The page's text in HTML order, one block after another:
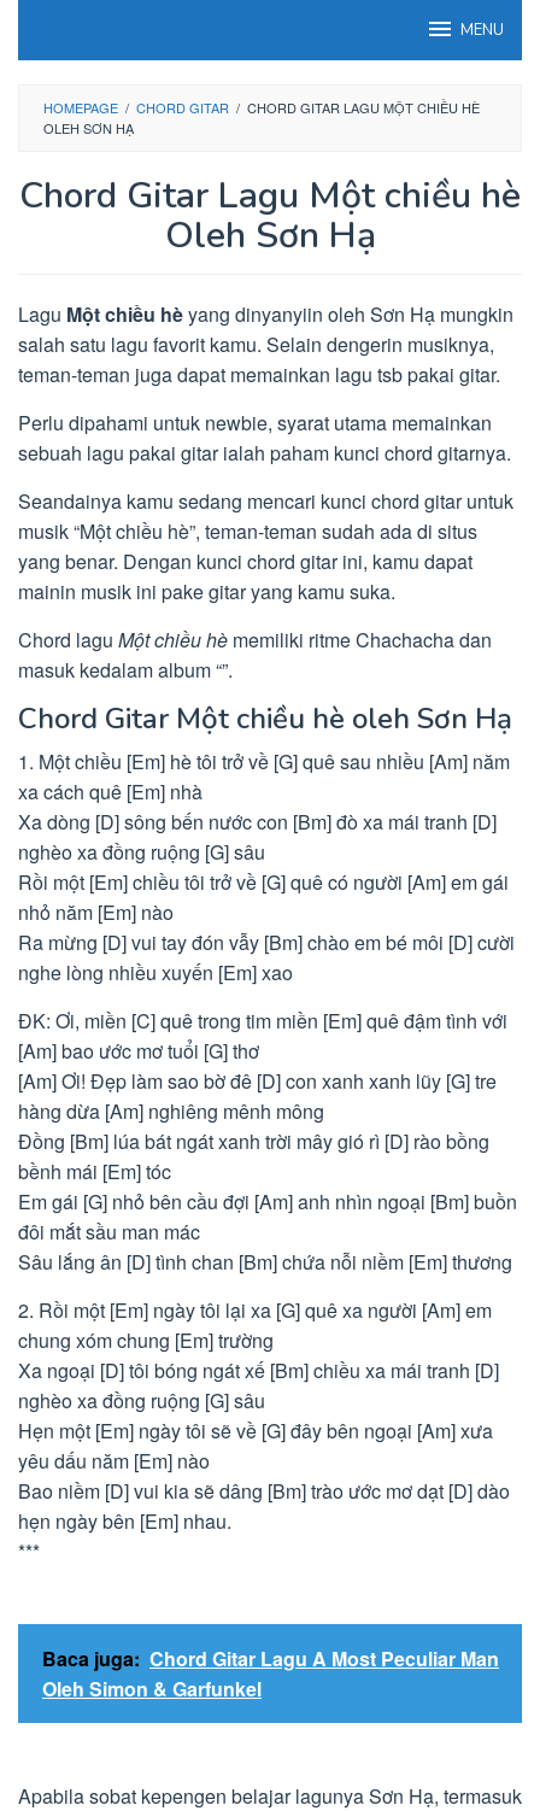
MENU
HOMEPAGE / CHORD GITAR / CHORD GITAR LAGU MỘT CHIỀU HÈ
OLEH SƠN HẠ
Chord Gitar Lagu Một chiều hè
Oleh Sơn Hạ
Lagu Một chiều hèyang dinyanyiin oleh Sơn Hạ mungkin
salah satu lagu favorit kamu. Selain dengerin musiknya,
teman-teman juga dapat memainkan lagu tsb pakai gitar.
Perlu dipahami untuk newbie, syarat utama memainkan
sebuah lagu pakai gitar ialah paham kunci chord gitarnya.
Seandainya kamu sedang mencari kunci chord gitar untuk
musik “Một chiều hè”, teman-teman sudah ada di situs
yang benar. Dengan kunci chord gitar ini, kamu dapat
mainin musik ini pake gitar yang kamu suka.
Chord lagu Một chiều hè memiliki ritme Chachacha dan
masuk kedalam album “”.
Chord Gitar Một chiều hè oleh Sơn Hạ
1. Một chiều [Em] hè tôi trở về [G] quê sau nhiều [Am] năm
xa cách quê [Em] nhà
Xa dòng [D] sông bến nước con [Bm] đò xa mái tranh [D]
nghèo xa đồng ruộng [G] sâu
Rồi một [Em] chiều tôi trở về [G] quê có người [Am] em gái
nhỏ năm [Em] nào
Ra mừng [D] vui tay đón vẫy [Bm] chào em bé môi [D] cười
nghe lòng nhiều xuyến [Em] xao
ĐK: Ơi, miền [C] quê trong tim miền [Em] quê đậm tình với
[Am] bao ước mơ tuổi [G] thơ
[Am] Ơi! Đẹp làm sao bờ đê [D] con xanh xanh lũy [G] tre
hàng dừa [Am] nghiêng mênh mông
Đồng [Bm] lúa bát ngát xanh trời mây gió rì [D] rào bồng
bềnh mái [Em] tóc
Em gái [G] nhỏ bên cầu đợi [Am] anh nhìn ngoại [Bm] buồn
đôi mắt sầu man mác
Sâu lắng ân [D] tình chan [Bm] chứa nỗi niềm [Em] thương
2. Rồi một [Em] ngày tôi lại xa [G] quê xa người [Am] em
chung xóm chung [Em] trường
Xa ngoại [D] tôi bóng ngát xế [Bm] chiều xa mái tranh [D]
nghèo xa đồng ruộng [G] sâu
Hẹn một [Em] ngày tôi sẽ về [G] đây bên ngoại [Am] xưa
yêu dấu năm [Em] nào
Bao niềm [D] vui kia sẽ dâng [Bm] trào ước mơ dạt [D] dào
hẹn ngày bên [Em] nhau.
***
Baca juga: Chord Gitar Lagu A Most Peculiar Man
Oleh Simon & Garfunkel
Apabila sobat kepengen belajar lagunya Sơn Hạ, termasuk